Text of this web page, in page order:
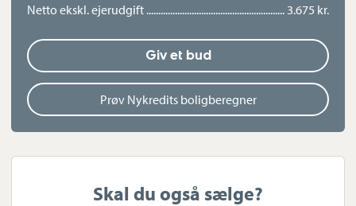
Netto ekskl. ejerudgift
3.675 kr.
Giv et bud
Prøv Nykredits boligberegner
Skal du også sælge?